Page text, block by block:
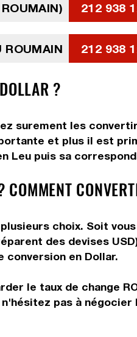
212 938
ROUMAIN 212 938
?
surement les
et plus il est
Leu puis sa
choix. Soit
des devises
en Dollar.
le taux de change
pas à